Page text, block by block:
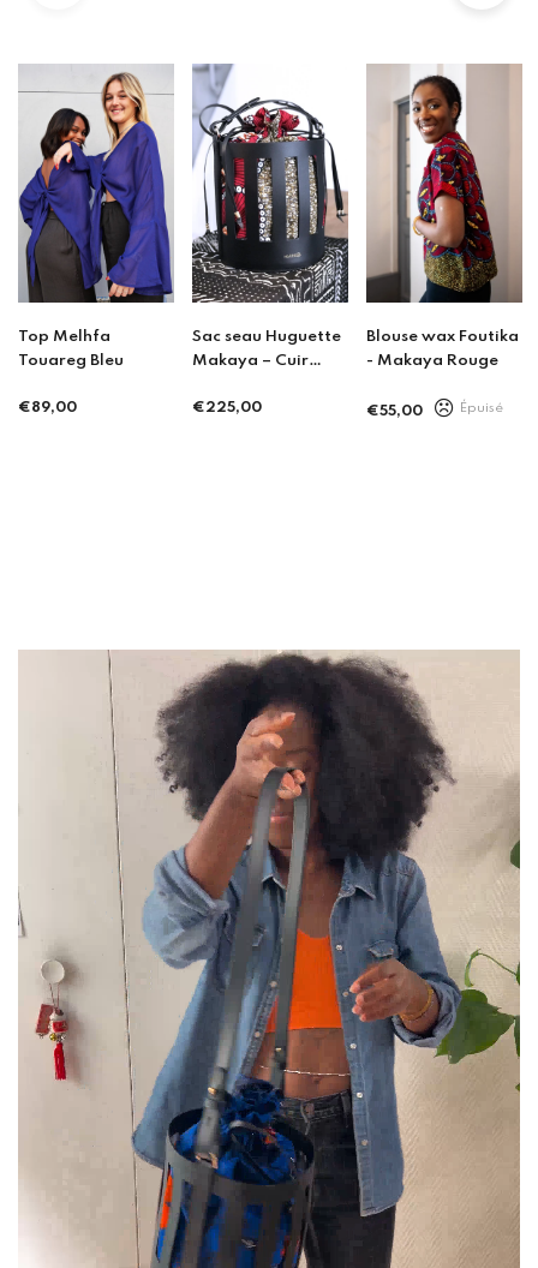
Top Melhfa
Touareg Bleu
€89,00
Sac seau Huguette
Makaya – Cuir
Édition limitée –
€225,00
Blouse wax Foutika
- Makaya Rouge
€55,00 Épuisé